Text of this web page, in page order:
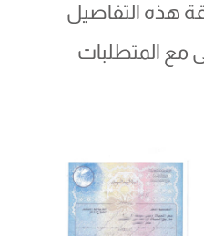
هذه التفاصيل
مع المتطلبات